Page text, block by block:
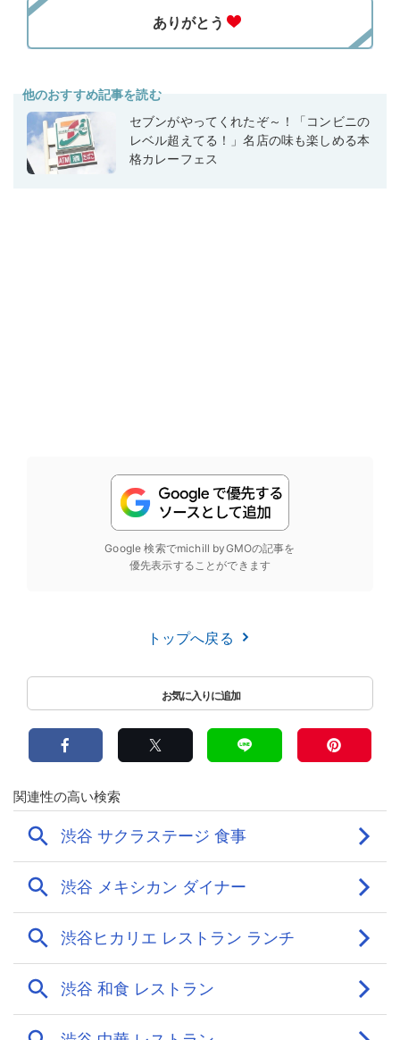
他のおすすめ記事を読む
セブンがやってくれたぞ～！「コンビニの
レベル超えてる！」名店の味も楽しめる本
格カレーフェス
Google 検索でmichill byGMOの記事を
優先表示することができます
トップへ戻る